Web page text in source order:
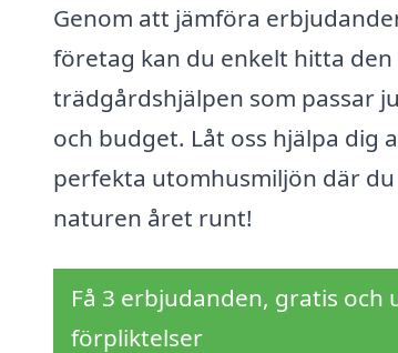
Genom att jämföra
företag kan du enkelt hitta den
trädgårdshjälpen som passar
och budget. Låt oss hjälpa dig
perfekta utomhusmiljön där
naturen året runt!
Få 3 erbjudanden, gratis och
förpliktelser